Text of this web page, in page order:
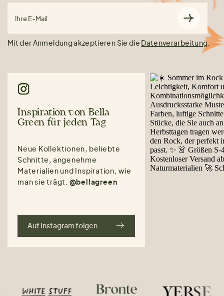
Ihre E-Mail
Mit der Anmeldung akzeptieren Sie die Datenverarbeitung.
Inspiration von Bella
Green für jeden Tag
Neue Kollektionen, beliebte
Schnitte, angenehme
Materialien und Inspiration, wie
man sie trägt. @bellagreen
Auf Instagram folgen